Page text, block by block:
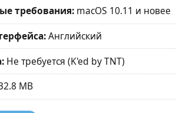
требования: macOS 10.11 и новее
Английский
Не требуется (K'ed by TNT)
MB